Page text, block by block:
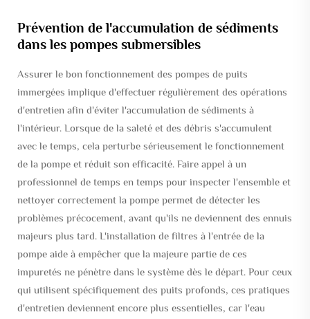
Prévention de l'accumulation de sédiments
dans les pompes submersibles
Assurer le bon fonctionnement des pompes de puits
immergées implique d'effectuer régulièrement des opérations
d'entretien afin d'éviter l'accumulation de sédiments à
l'intérieur. Lorsque de la saleté et des débris s'accumulent
avec le temps, cela perturbe sérieusement le fonctionnement
de la pompe et réduit son efficacité. Faire appel à un
professionnel de temps en temps pour inspecter l'ensemble et
nettoyer correctement la pompe permet de détecter les
problèmes précocement, avant qu'ils ne deviennent des ennuis
majeurs plus tard. L'installation de filtres à l'entrée de la
pompe aide à empêcher que la majeure partie de ces
impuretés ne pénètre dans le système dès le départ. Pour ceux
qui utilisent spécifiquement des puits profonds, ces pratiques
d'entretien deviennent encore plus essentielles, car l'eau